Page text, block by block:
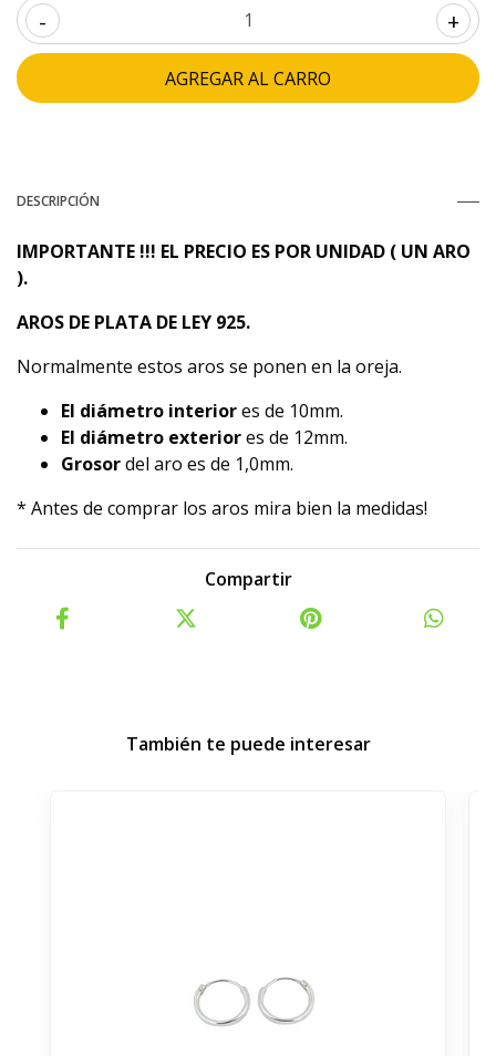
- +
DESCRIPCIÓN
IMPORTANTE !!! EL PRECIO ES POR UNIDAD ( UN ARO
).
AROS DE PLATA DE LEY 925.
Normalmente estos aros se ponen en la oreja.
El diámetro interiores de 10mm.
El diámetro exteriores de 12mm.
Grosordel aro es de 1,0mm.
* Antes de comprar los aros mira bien la medidas!
Compartir
También te puede interesar